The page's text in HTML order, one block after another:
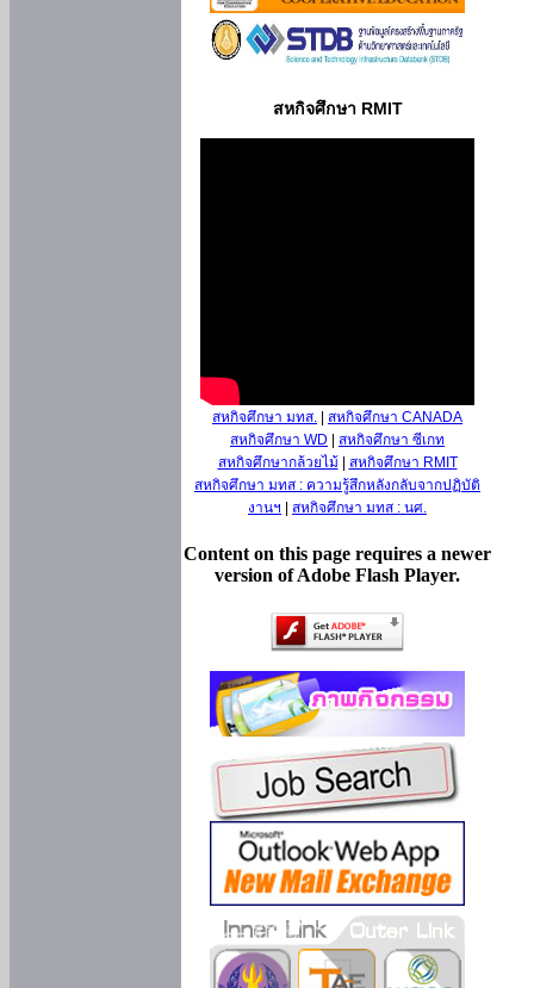
สหกิจศึกษา RMIT
สหกิจศึกษา มทส.
สหกิจศึกษา CANADA
สหกิจศึกษา WD
สหกิจศึกษา ซีเกท
สหกิจศึกษากล้วยไม้
สหกิจศึกษา RMIT
สหกิจศึกษา มทส : ความรู้สึกหลังกลับจากปฏิบัติ
งานฯ
สหกิจศึกษา มทส : นศ.
Content on this page requires a newer
version of Adobe Flash Player.